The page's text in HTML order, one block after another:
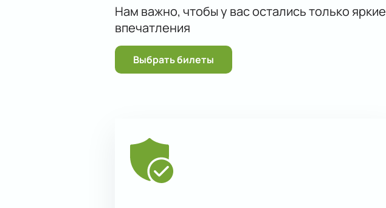
Нам важно, чтобы у вас остались только яркие
впечатления
Выбрать билеты